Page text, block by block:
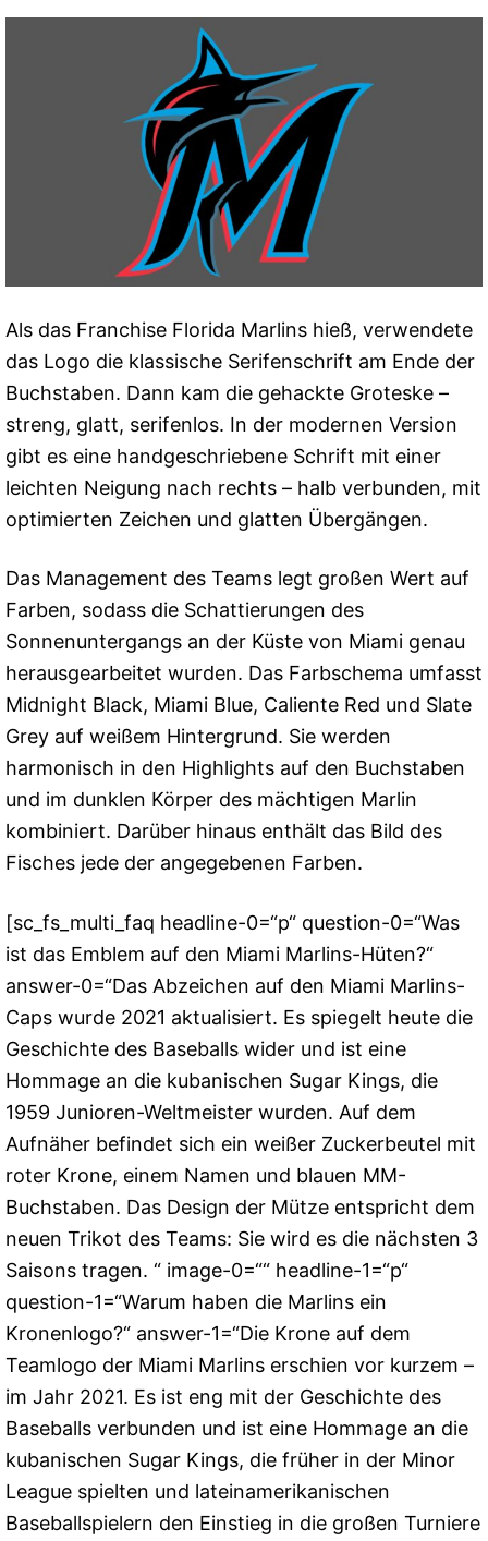
Als das Franchise Florida Marlins hieß, verwendete
das Logo die klassische Serifenschrift am Ende der
Buchstaben. Dann kam die gehackte Groteske –
streng, glatt, serifenlos. In der modernen Version
gibt es eine handgeschriebene Schrift mit einer
leichten Neigung nach rechts – halb verbunden, mit
optimierten Zeichen und glatten Übergängen.
Das Management des Teams legt großen Wert auf
Farben, sodass die Schattierungen des
Sonnenuntergangs an der Küste von Miami genau
herausgearbeitet wurden. Das Farbschema umfasst
Midnight Black, Miami Blue, Caliente Red und Slate
Grey auf weißem Hintergrund. Sie werden
harmonisch in den Highlights auf den Buchstaben
und im dunklen Körper des mächtigen Marlin
kombiniert. Darüber hinaus enthält das Bild des
Fisches jede der angegebenen Farben.
[sc_fs_multi_faq headline-0=“p“ question-0=“Was
ist das Emblem auf den Miami Marlins-Hüten?“
answer-0=“Das Abzeichen auf den Miami Marlins-
Caps wurde 2021 aktualisiert. Es spiegelt heute die
Geschichte des Baseballs wider und ist eine
Hommage an die kubanischen Sugar Kings, die
1959 Junioren-Weltmeister wurden. Auf dem
Aufnäher befindet sich ein weißer Zuckerbeutel mit
roter Krone, einem Namen und blauen MM-
Buchstaben. Das Design der Mütze entspricht dem
neuen Trikot des Teams: Sie wird es die nächsten 3
Saisons tragen. “ image-0=““ headline-1=“p“
question-1=“Warum haben die Marlins ein
Kronenlogo?“ answer-1=“Die Krone auf dem
Teamlogo der Miami Marlins erschien vor kurzem –
im Jahr 2021. Es ist eng mit der Geschichte des
Baseballs verbunden und ist eine Hommage an die
kubanischen Sugar Kings, die früher in der Minor
League spielten und lateinamerikanischen
Baseballspielern den Einstieg in die großen Turniere